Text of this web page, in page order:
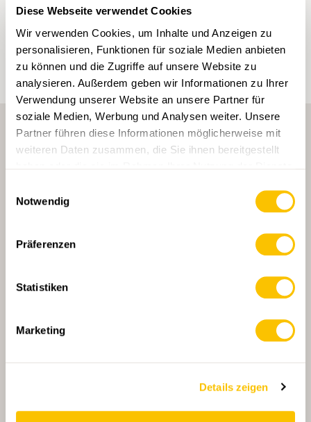
Diese Webseite verwendet Cookies
Wir verwenden Cookies, um Inhalte und Anzeigen zu
personalisieren, Funktionen für soziale Medien anbieten
zu können und die Zugriffe auf unsere Website zu
analysieren. Außerdem geben wir Informationen zu Ihrer
Verwendung unserer Website an unsere Partner für
soziale Medien, Werbung und Analysen weiter. Unsere
Partner führen diese Informationen möglicherweise mit
weiteren Daten zusammen, die Sie ihnen bereitgestellt
Notwendig
Präferenzen
Statistiken
Marketing
Details zeigen
Interessen zugeschnittenen Content vorgeschlagen.
Tags können nur in einem Account gespeichert
werden.